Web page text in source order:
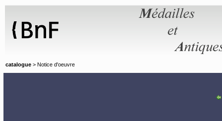
catalogue > Notice d'oeuvre